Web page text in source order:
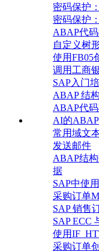
密码保护
密码保护
ABAP代
自定义树
使用FB05
调用工商
SAP入门
ABAP 结
ABAP代
AI的
常用域文
发送邮件
ABAP结
据
SAP中使
采购订单
SAP 销售
SAP ECC
使用
采购订单